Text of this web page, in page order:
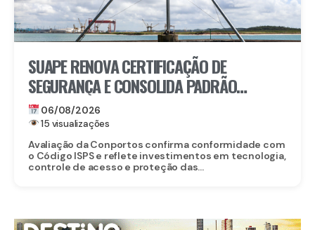
SUAPE RENOVA CERTIFICAÇÃO DE
SEGURANÇA E CONSOLIDA PADRÃO
INTERNACIONAL
06/08/2026
15 visualizações
Avaliação da Conportos confirma conformidade com
o Código ISPS e reflete investimentos em tecnologia,
controle de acesso e proteção das...